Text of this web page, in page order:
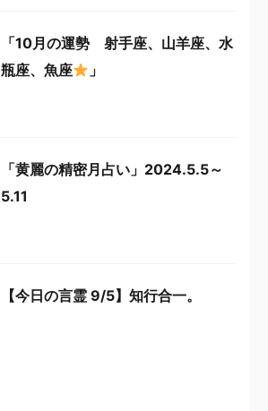
「10月の運勢 射手座、山羊座、水
瓶座、魚座
」
「黄麗の精密月占い」2024.5.5～
5.11
【今日の言霊 9/5】知行合一。